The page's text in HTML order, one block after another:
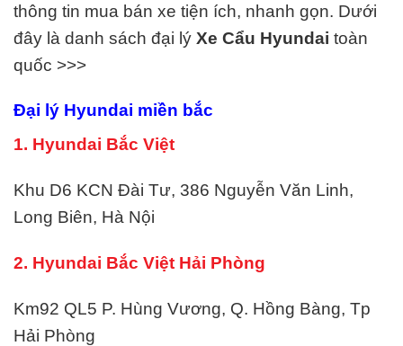
thông tin mua bán xe tiện ích, nhanh gọn. Dưới
đây là danh sách đại lý Xe Cẩu Hyundai toàn
quốc >>>
Đại lý Hyundai miền bắc
1. Hyundai Bắc Việt
Khu D6 KCN Đài Tư, 386 Nguyễn Văn Linh,
Long Biên, Hà Nội
2. Hyundai Bắc Việt Hải Phòng
Km92 QL5 P. Hùng Vương, Q. Hồng Bàng, Tp
Hải Phòng